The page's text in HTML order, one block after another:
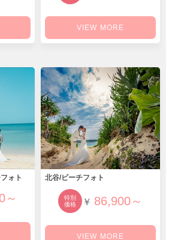
VIEW MORE
ォト
～
北谷/ビーチフォト
特別
価格
￥ 86,900～
VIEW MORE